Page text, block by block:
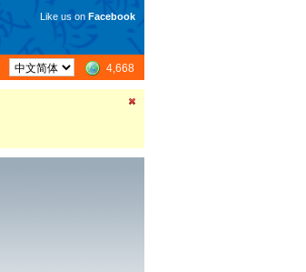
Like us on Facebook
4,668